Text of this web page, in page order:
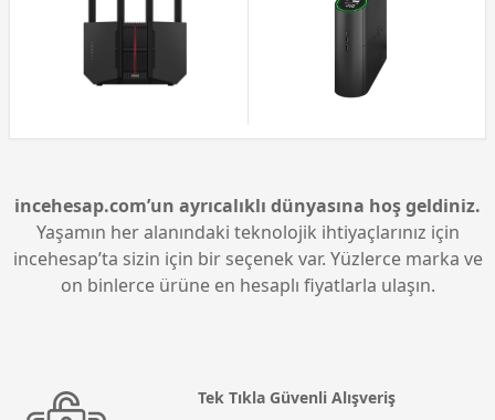
incehesap.com’un ayrıcalıklı dünyasına hoş geldiniz.
Yaşamın her alanındaki teknolojik ihtiyaçlarınız için
incehesap’ta sizin için bir seçenek var. Yüzlerce marka ve
on binlerce ürüne en hesaplı fiyatlarla ulaşın.
Tek Tıkla Güvenli Alışveriş